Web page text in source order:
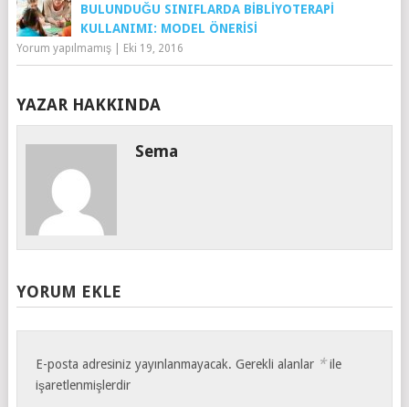
BULUNDUĞU SINIFLARDA BIBLIYOTERAPI
KULLANIMI: MODEL ÖNERISI
Yorum yapılmamış| Eki 19, 2016
YAZAR HAKKINDA
Sema
YORUM EKLE
E-posta adresiniz yayınlanmayacak. Gerekli alanlar *ile
işaretlenmişlerdir